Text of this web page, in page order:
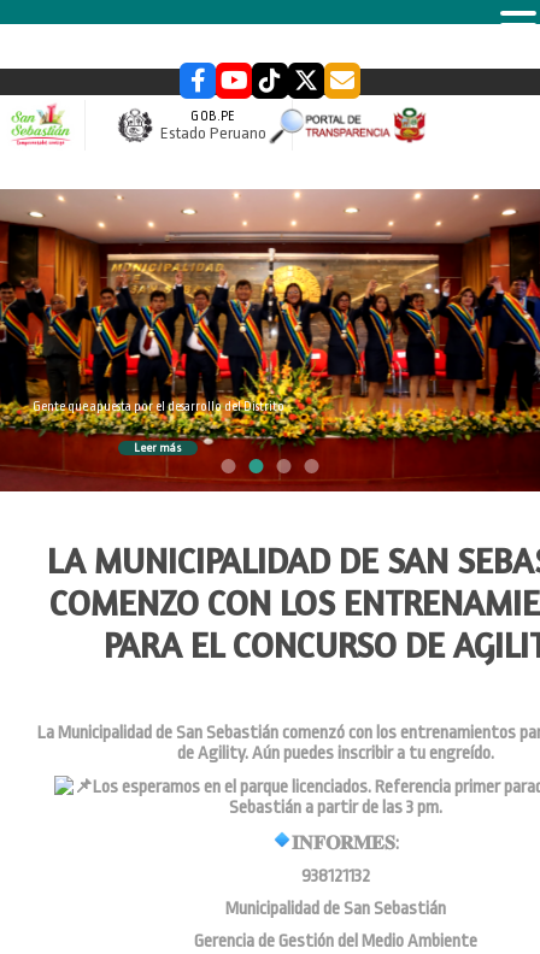
GOB.PE
Estado Peruano
slider
Gente que apuesta por el desarrollo del Distrito
Leer más
LA MUNICIPALIDAD DE SAN
COMENZO CON LOS
PARA EL CONCURSO DE
La Municipalidad de San Sebastiáncomenzó con los entrenamientos
de Agility. Aún puedes inscribir a tu engreído.
Los esperamos en el parque licenciados. Referencia primer
Sebastián a partir de las 3 pm.
𝐈𝐍𝐅𝐎𝐑𝐌𝐄𝐒:
938121132
Municipalidad de San Sebastián
Gerencia de Gestión del Medio Ambiente